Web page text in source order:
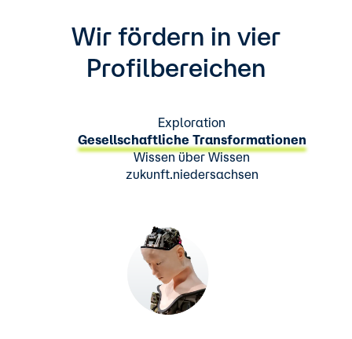
Wir fördern in vier
Profilbereichen
Exploration
Gesellschaftliche Transformationen
Wissen über Wissen
zukunft.niedersachsen